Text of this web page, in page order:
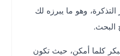
وهو ما يبرزه لك
أمكن، حيث تكون